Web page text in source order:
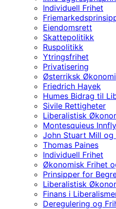
Individuell Frihet
Eiendomsrett
Skattepolitikk
Ruspolitikk
Ytringsfrihet
Privatisering
Østerriksk Økonomi
Friedrich Hayek
Humes Bidrag til
Sivile Rettigheter
Liberalistisk
Montesquieus
John Stuart Mill
Thomas Paines
Individuell Frihet
Økonomisk Frihet
Prinsipper for
Liberalistisk
Finans i
Deregulering og